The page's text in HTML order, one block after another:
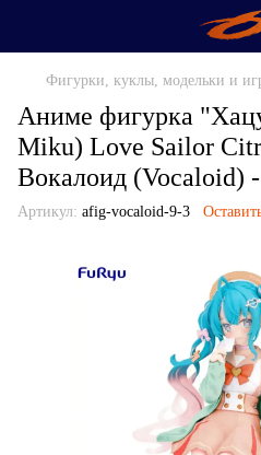
Фигурки, куклы, модельки и
Аниме фигурка
Miku) Love Sailor
Вокалоид (Vocaloid)
Артикул: afig-vocaloid-9-3